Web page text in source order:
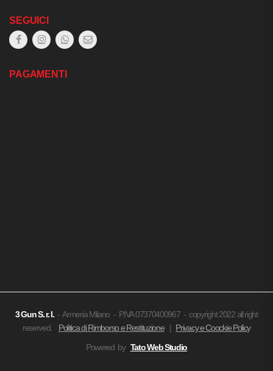
SEGUICI
PAGAMENTI
3 GunS. r. l. - Armeria Milano - P.IVA 07370400967 - copyright 2022 all right
reserved. Politica di Rimborso e Restituzione| Privacy e Coockie Policy
Powered by Tato Web Studio